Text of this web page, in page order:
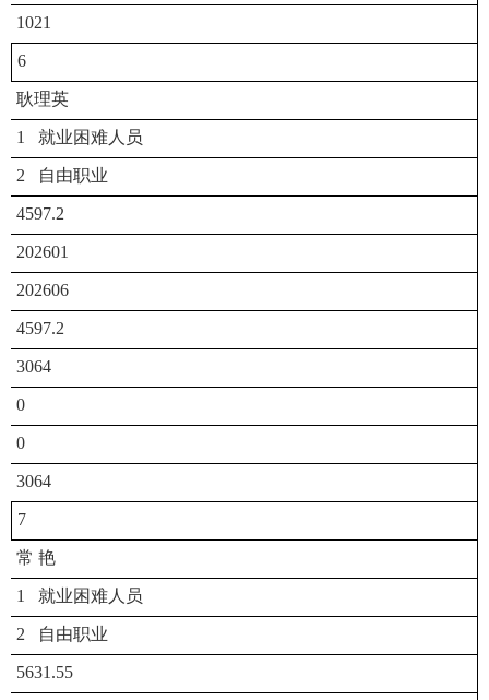
1021
6
耿理英
1 就业困难人员
2 自由职业
4597.2
202601
202606
4597.2
3064
0
0
3064
7
常 艳
1 就业困难人员
2 自由职业
5631.55